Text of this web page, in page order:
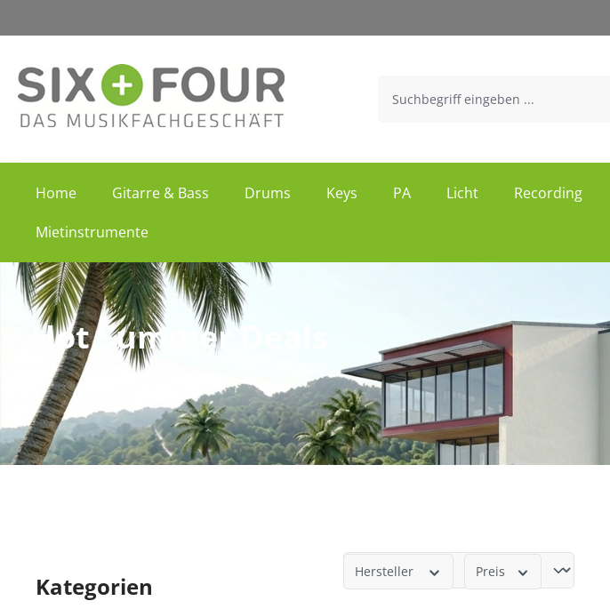
Home Gitarre & Bass Drums Keys PA Licht Recording
Mietinstrumente
Hot Summer Deals
Kategorien
Hersteller Preis